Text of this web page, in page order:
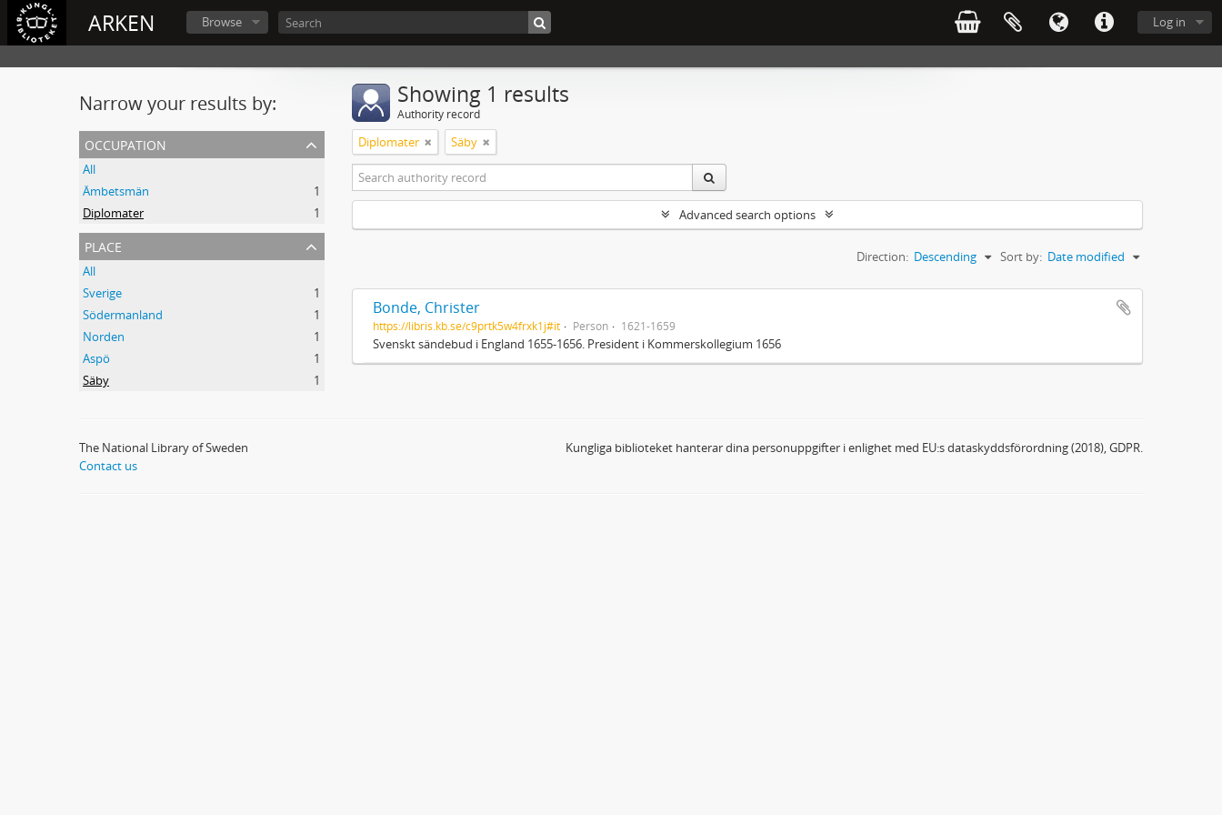
ARKEN Log in
Browse
Narrow your results by:
occupation
All
Ämbetsmän
1
Diplomater
1
place
All
Sverige
1
Södermanland
1
Norden
1
Aspö
1
Säby
1
Showing 1 results
Authority record
Diplomater Säby
Advanced search options
Sort by: Date modified
Direction: Descending
Bonde, Christer
https://libris.kb.se/c9prtk5w4frxk1j#it Person 1621-1659
Svenskt sändebud i England 1655-1656. President i Kommerskollegium 1656
The National Library of Sweden
Contact us
Kungliga biblioteket hanterar dina personuppgifter i enlighet med EU:s dataskyddsförordning (2018), GDPR.